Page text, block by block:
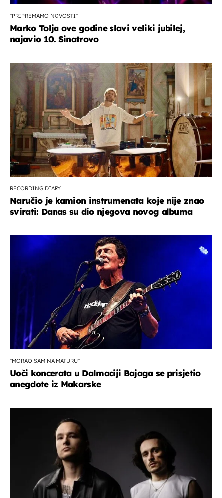
''PRIPREMAMO NOVOSTI''
Marko Tolja ove godine slavi veliki jubilej,
najavio 10. Sinatrovo
RECORDING DIARY
Naručio je kamion instrumenata koje nije znao
svirati: Danas su dio njegova novog albuma
''MORAO SAM NA MATURU''
Uoči koncerata u Dalmaciji Bajaga se prisjetio
anegdote iz Makarske